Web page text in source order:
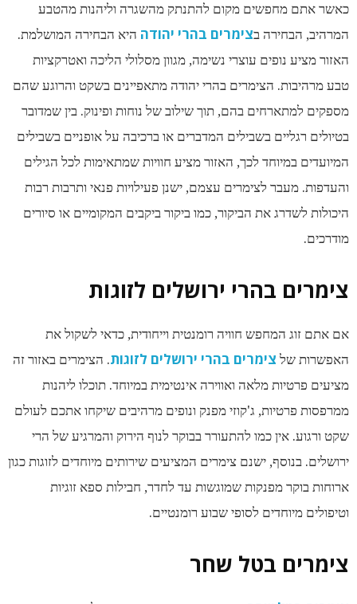
כאשר אתם מחפשים מקום להתנתק מהשגרה וליהנות מהטבע
המרהיב, הבחירה בצימרים בהרי יהודה היא הבחירה המושלמת.
האזור מציע נופים עוצרי נשימה, מגוון מסלולי הליכה ואטרקציות
טבע מרהיבות. הצימרים בהרי יהודה מתאפיינים בשקט והרוגע שהם
מספקים למתארחים בהם, תוך שילוב של נוחות ופינוק. בין שמדובר
בטיולים רגליים בשבילים המדברים או ברכיבה על אופניים בשבילים
המיועדים במיוחד לכך, האזור מציע חוויות שמתאימות לכל הגילים
והעדפות. מעבר לצימרים עצמם, ישנן פעילויות פנאי ותרבות רבות
היכולות לשדרג את הביקור, כמו ביקור ביקבים המקומיים או סיורים
מודרכים.
צימרים בהרי ירושלים לזוגות
אם אתם זוג המחפש חוויה רומנטית וייחודית, כדאי לשקול את
האפשרות של צימרים בהרי ירושלים לזוגות. הצימרים באזור זה
מציעים פרטיות מלאה ואווירה אינטימית במיוחד. תוכלו ליהנות
ממרפסות פרטיות, ג'קוזי מפנק ונופים מרהיבים שיקחו אתכם לעולם
שקט ורגוע. אין כמו להתעורר בבוקר לנוף הירוק והמרגיע של הרי
ירושלים. בנוסף, ישנם צימרים המציעים שירותים מיוחדים לזוגות כגון
ארוחות בוקר מפנקות שמוגשות עד לחדר, חבילות ספא זוגיות
וטיפולים מיוחדים לסופי שבוע רומנטיים.
צימרים בטל שחר